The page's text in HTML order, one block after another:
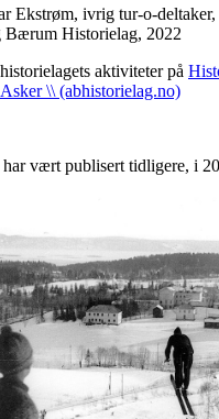
Ekstrøm, ivrig tur-o-deltaker,
Bærum Historielag, 2022
aktiviteter på
\\ (abhistorielag.no)
vært publisert tidligere, i